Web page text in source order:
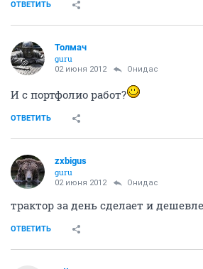
ОТВЕТИТЬ
Толмач
guru
02 июня 2012 Онидас
И с портфолио работ?
ОТВЕТИТЬ
zxbigus
guru
02 июня 2012 Онидас
трактор за день сделает и
ОТВЕТИТЬ